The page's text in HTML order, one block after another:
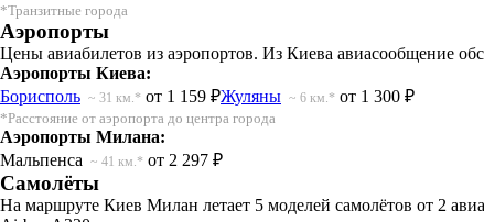
*Транзитные города
Аэропорты
Цены авиабилетов из аэропортов. Из Киева авиасообщение
Аэропорты Киева:
Борисполь ~ 31 км.* от 1 159 ₽Жуляны ~ 6 км.* от 1 300 ₽
*Расстояние от аэропорта до центра города
Аэропорты Милана:
Мальпенса ~ 41 км.* от 2 297 ₽
Самолёты
На маршруте Киев Милан летает 5 моделей самолётов от 2